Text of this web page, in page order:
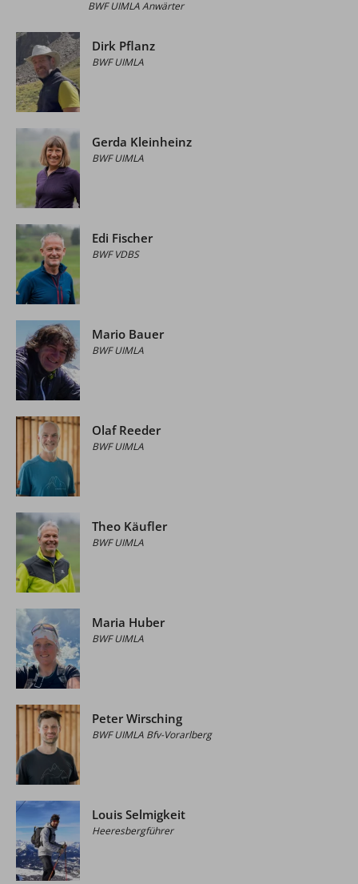
BWF UIMLA Anwärter
Dirk Pflanz
BWF UIMLA
Gerda Kleinheinz
BWF UIMLA
Edi Fischer
BWF VDBS
Mario Bauer
BWF UIMLA
Olaf Reeder
BWF UIMLA
Theo Käufler
BWF UIMLA
Maria Huber
BWF UIMLA
Peter Wirsching
BWF UIMLA Bfv-Vorarlberg
Louis Selmigkeit
Heeresbergführer